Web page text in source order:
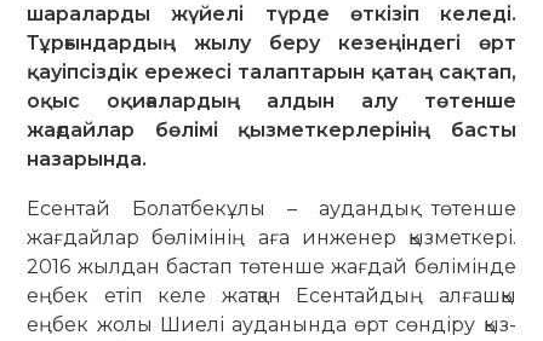
шараларды жүйелі түрде өткізіп келеді.
Тұрғындардың жылу беру кезеңіндегі өрт
қауіпсіздік ережесі талаптарын қатаң сақтап,
оқыс оқиғалардың алдын алу төтенше
жағдайлар бөлімі қызметкерлерінің басты
назарында.
Есентай Болатбекұлы – аудан­дық төтенше
жағдайлар бөлімінің аға инженер қызметкері.
2016 жыл­дан бастап төтенше жағдай бөлі­мінде
еңбек етіп келе жат­қан Есен­тайдың алғашқы
еңбек жолы Шиелі ауданында өрт сөндіру қыз­